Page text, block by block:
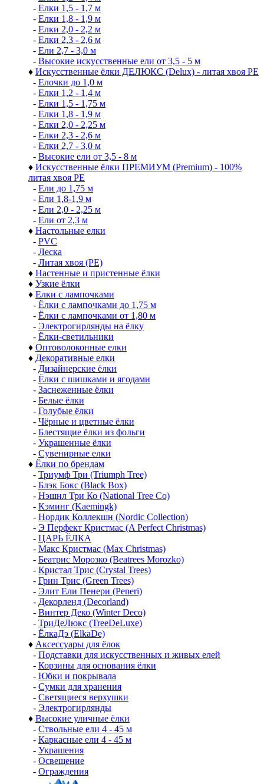
- Елки 1,5 - 1,7 м
- Елки 1,8 - 1,9 м
- Елки 2,0 - 2,2 м
- Елки 2,3 - 2,6 м
- Ели 2,7 - 3,0 м
- Высокие искусственные ели от 3,5 - 5 м
♦ Искусственные ёлки ДЕЛЮКС (Delux) - литая хвоя РЕ
- Елочки до 1,0 м
- Елки 1,2 - 1,4 м
- Елки 1,5 - 1,75 м
- Елки 1,8 - 1,9 м
- Елки 2,0 - 2,25 м
- Елки 2,3 - 2,6 м
- Елки 2,7 - 3,0 м
- Высокие ели от 3,5 - 8 м
♦ Искусственные ёлки ПРЕМИУМ (Premium) - 100%
литая хвоя РЕ
- Ели до 1,75 м
- Ели 1,8-1,9 м
- Ели 2,0 - 2,25 м
- Ели от 2,3 м
♦ Настольные елки
- PVC
- Леска
- Литая хвоя (РЕ)
♦ Настенные и пристенные ёлки
♦ Узкие ёлки
♦ Елки с лампочками
- Ёлки с лампочками до 1,75 м
- Ёлки с лампочками от 1,80 м
- Электрогирлянды на ёлку
- Ёлки-светильники
♦ Оптоволоконные елки
♦ Декоративные елки
- Дизайнерские ёлки
- Ёлки с шишками и ягодами
- Заснеженные ёлки
- Белые ёлки
- Голубые ёлки
- Чёрные и цветные ёлки
- Блестящие ёлки из фольги
- Украшенные ёлки
- Сувенирные елки
♦ Ёлки по брендам
- Триумф Три (Triumph Tree)
- Блэк Бокс (Black Box)
- Нэшнл Три Ко (National Tree Co)
- Кэминг (Kaemingk)
- Нордик Коллекшн (Nordic Collection)
- Э Перфект Кристмас (A Perfect Christmas)
- ЦАРЬ ЁЛКА
- Макс Кристмас (Max Christmas)
- Беатрис Морозко (Beatrees Morozko)
- Кристал Трис (Crystal Trees)
- Грин Трис (Green Trees)
- Элит Ели Пенери (Peneri)
- Декорленд (Decorland)
- Винтер Деко (Winter Deco)
- ТриДеЛюкс (TreeDeLuxe)
- ЁлкаДэ (ElkaDe)
♦ Аксессуары для ёлок
- Подставки для искусственных и живых елей
- Корзины для основания ёлки
- Юбки и покрывала
- Сумки для хранения
- Светящиеся верхушки
- Электрогирлянды
♦ Высокие уличные ёлки
- Ствольные ели 4 - 45 м
- Каркасные ели 4 - 45 м
- Украшения
- Освещение
- Ограждения